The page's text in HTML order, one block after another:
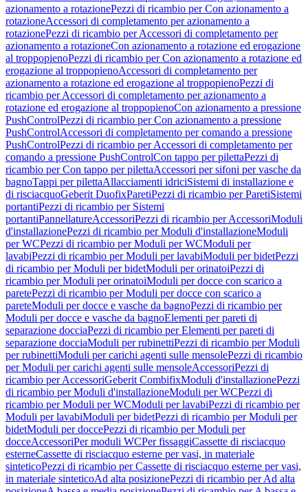
azionamento a rotazionePezzi di ricambio per Con azionamento a
rotazioneAccessori di completamento per azionamento a
rotazionePezzi di ricambio per Accessori di completamento per
azionamento a rotazioneCon azionamento a rotazione ed erogazione
al troppopienoPezzi di ricambio per Con azionamento a rotazione ed
erogazione al troppopienoAccessori di completamento per
azionamento a rotazione ed erogazione al troppopienoPezzi di
ricambio per Accessori di completamento per azionamento a
rotazione ed erogazione al troppopienoCon azionamento a pressione
PushControlPezzi di ricambio per Con azionamento a pressione
PushControlAccessori di completamento per comando a pressione
PushControlPezzi di ricambio per Accessori di completamento per
comando a pressione PushControlCon tappo per pilettaPezzi di
ricambio per Con tappo per pilettaAccessori per sifoni per vasche da
bagnoTappi per pilettaAllacciamenti idriciSistemi di installazione e
di risciacquoGeberit DuofixParetiPezzi di ricambio per ParetiSistemi
portantiPezzi di ricambio per Sistemi
portantiPannellatureAccessoriPezzi di ricambio per AccessoriModuli
d'installazionePezzi di ricambio per Moduli d'installazioneModuli
per WCPezzi di ricambio per Moduli per WCModuli per
lavabiPezzi di ricambio per Moduli per lavabiModuli per bidetPezzi
di ricambio per Moduli per bidetModuli per orinatoiPezzi di
ricambio per Moduli per orinatoiModuli per docce con scarico a
paretePezzi di ricambio per Moduli per docce con scarico a
pareteModuli per docce e vasche da bagnoPezzi di ricambio per
Moduli per docce e vasche da bagnoElementi per pareti di
separazione docciaPezzi di ricambio per Elementi per pareti di
separazione docciaModuli per rubinettiPezzi di ricambio per Moduli
per rubinettiModuli per carichi agenti sulle mensolePezzi di ricambio
per Moduli per carichi agenti sulle mensoleAccessoriPezzi di
ricambio per AccessoriGeberit CombifixModuli d'installazionePezzi
di ricambio per Moduli d'installazioneModuli per WCPezzi di
ricambio per Moduli per WCModuli per lavabiPezzi di ricambio per
Moduli per lavabiModuli per bidetPezzi di ricambio per Moduli per
bidetModuli per doccePezzi di ricambio per Moduli per
docceAccessoriPer moduli WCPer fissaggiCassette di risciacquo
esterneCassette di risciacquo esterne per vasi, in materiale
sinteticoPezzi di ricambio per Cassette di risciacquo esterne per vasi,
in materiale sinteticoAd alta posizionePezzi di ricambio per Ad alta